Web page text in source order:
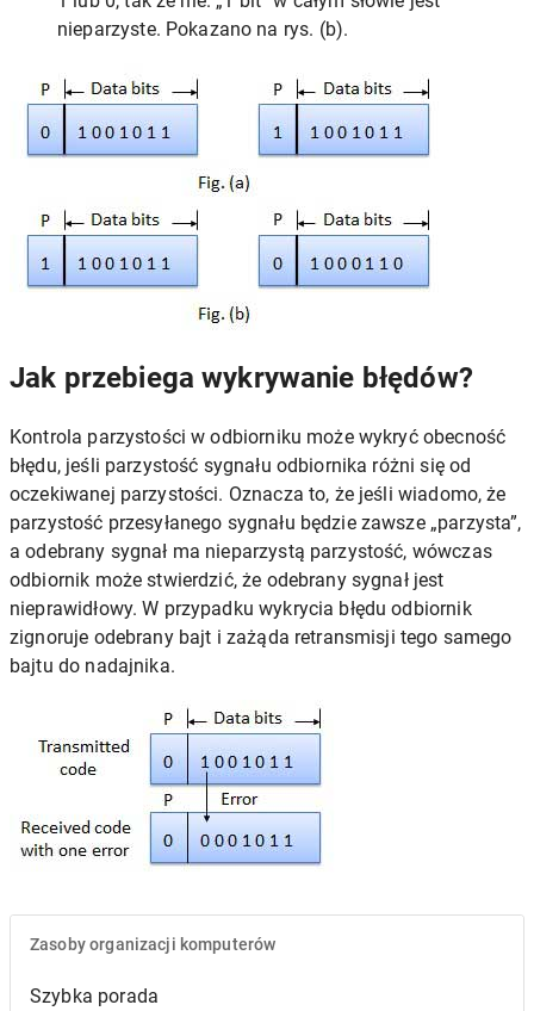
nieparzyste. Pokazano na rys. (b).
Jak przebiega wykrywanie błędów?
Kontrola parzystości w odbiorniku może wykryć obecność
błędu, jeśli parzystość sygnału odbiornika różni się od
oczekiwanej parzystości. Oznacza to, że jeśli wiadomo, że
parzystość przesyłanego sygnału będzie zawsze „parzysta”,
a odebrany sygnał ma nieparzystą parzystość, wówczas
odbiornik może stwierdzić, że odebrany sygnał jest
nieprawidłowy. W przypadku wykrycia błędu odbiornik
zignoruje odebrany bajt i zażąda retransmisji tego samego
bajtu do nadajnika.
Zasoby organizacji komputerów
Szybka porada